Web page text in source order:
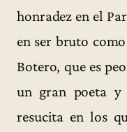
honradez en el
en ser bruto
Botero, que es
un gran poeta
resucita en los